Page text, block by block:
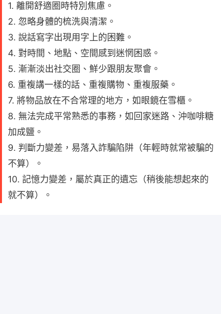
1. 離開舒適圈時特別焦慮。
2. 忽略身體的梳洗與清潔。
3. 說話寫字出現用字上的困難。
4. 對時間、地點、空間感到迷惘困惑。
5. 漸漸淡出社交圈、鮮少跟朋友聚會。
6. 重複講一樣的話、重複購物、重複服藥。
7. 將物品放在不合常理的地方，如眼鏡在雪櫃。
8. 無法完成平常熟悉的事務，如回家迷路、沖咖啡糖
加成鹽。
9. 判斷力變差，易落入詐騙陷阱（年輕時就常被騙的
不算）。
10. 記憶力變差，屬於真正的遺忘（稍後能想起來的
就不算）。